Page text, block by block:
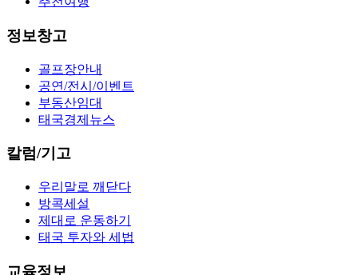
정보창고
골프장안내
공연/전시/이벤트
부동산임대
태국경제뉴스
칼럼/기고
우리말로 깨닫다
방콕세설
제대로 운동하기
태국 투자와 세법
교육정보